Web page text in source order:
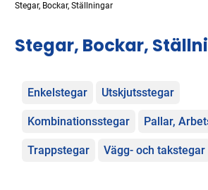
Stegar, Bockar, Ställningar
Stegar, Bockar,
Kategorier
Enkelstegar Utskjutsstegar
Kombinationsstegar Pallar,
Trappstegar Vägg- och takstegar